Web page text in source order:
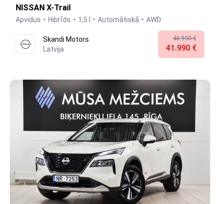
NISSAN X-Trail
Apvidus Hibrīds 1,5 l Automātiskā AWD
Skandi Motors
Latvija
46.990 €
41.990 €